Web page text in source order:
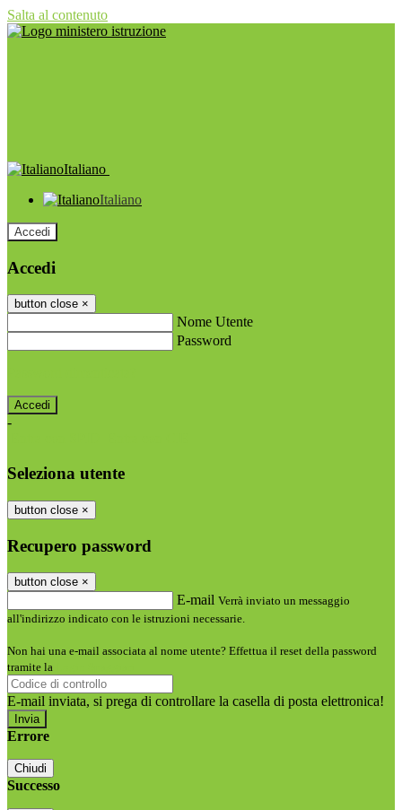
Salta al contenuto
Italiano
Italiano
Accedi
Accedi
button close ×
Nome Utente
Password
-
Seleziona utente
button close ×
Recupero password
button close ×
E-mail Verrà inviato un messaggio
all'indirizzo indicato con le istruzioni necessarie.
Non hai una e-mail associata al nome utente? Effettua il reset della password
tramite la
E-mail inviata, si prega di controllare la casella di posta elettronica!
Errore
Chiudi
Successo